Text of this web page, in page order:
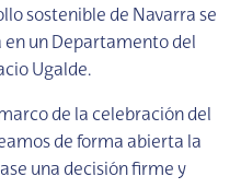
sostenible de Navarra se
en un Departamento del
Ugalde.
de la celebración del
de forma abierta la
una decisión firme y